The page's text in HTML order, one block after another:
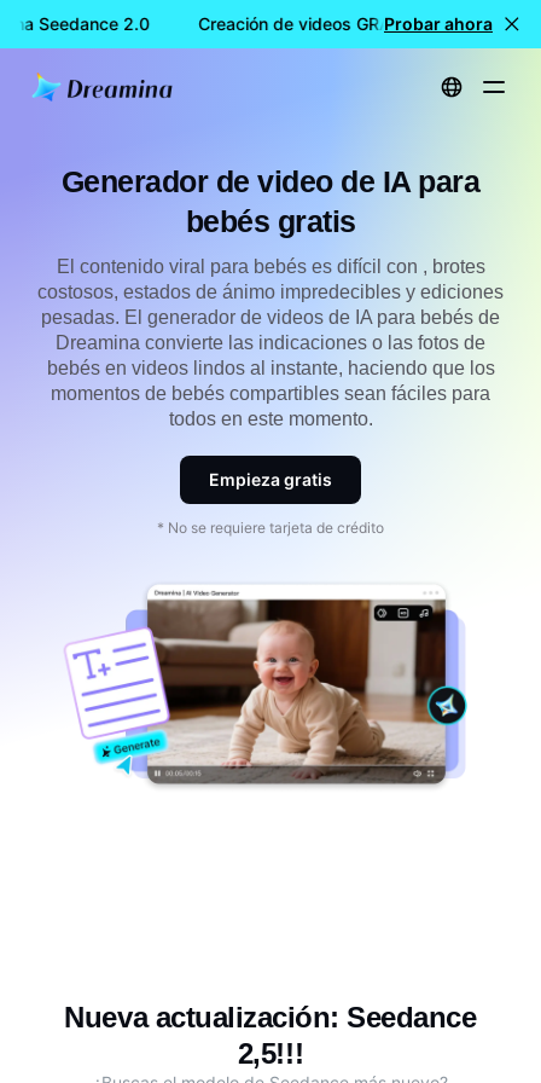
Seedance 2.0 Creación de videos GRATIS con Dreamina
Probar ahora
Inicio Crear Generador de video de IA para bebés gratis
Generador de video de IA para
bebés gratis
El contenido viral para bebés es difícil con , brotes
costosos, estados de ánimo impredecibles y ediciones
pesadas. El generador de videos de IA para bebés de
Dreamina convierte las indicaciones o las fotos de
bebés en videos lindos al instante, haciendo que los
momentos de bebés compartibles sean fáciles para
todos en este momento.
Empieza gratis
* No se requiere tarjeta de crédito
Nueva actualización: Seedance
2,5!!!